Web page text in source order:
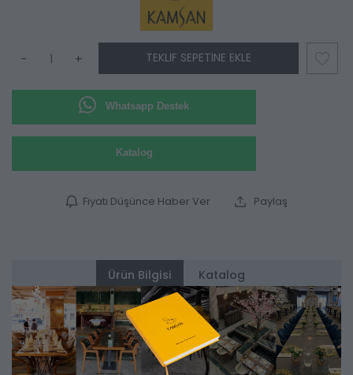
- + TEKLIF SEPETINE EKLE
Whatsapp Destek
Katalog
Fiyatı Düşünce Haber Ver Paylaş
Ürün Bilgisi Katalog
Alternatifler